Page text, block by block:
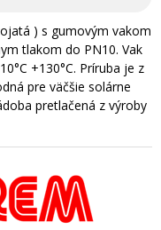
) s gumovým vakom
tlakom do PN10. Vak
+130°C. Príruba je z
pre väčšie solárne
pretlačená z výroby